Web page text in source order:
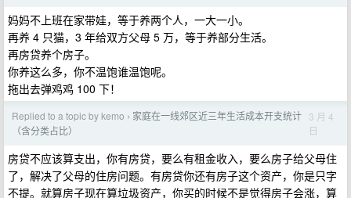
妈妈不上班在家带娃，等于养两个人，一大一小。
再养 4 只猫，3 年给双方父母 5 万，等于养部分生活。
再房贷养个房子。
你养这么多，你不温饱谁温饱呢。
拖出去弹鸡鸡 100 下！
Replied to a topic by kemo › 家庭在一线郊区近三年生活成本开支统计
（含分类占比）
3 月 4
日
房贷不应该算支出，你有房贷，要么有租金收入，要么房子给父母住
了，解决了父母的住房问题。有房贷你还有房子这个资产，你是只字
不提。就算房子现在算垃圾资产，你买的时候不是觉得房子会涨，算